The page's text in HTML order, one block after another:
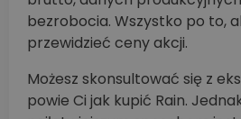
bezrobocia. Wszystko po to,
przewidzieć ceny akcji.
Możesz skonsultować się z
powie Ci jak kupić Rain.